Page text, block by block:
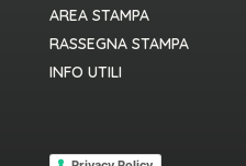
AREA STAMPA
RASSEGNA STAMPA
INFO UTILI